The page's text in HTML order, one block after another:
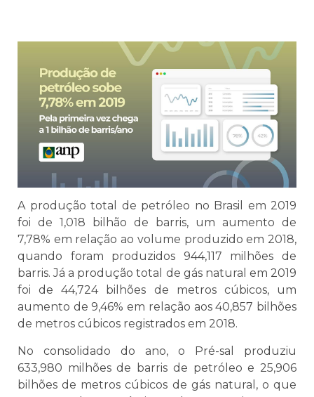
A produção total de petróleo no Brasil em 2019
foi de 1,018 bilhão de barris, um aumento de
7,78% em relação ao volume produzido em 2018,
quando foram produzidos 944,117 milhões de
barris. Já a produção total de gás natural em 2019
foi de 44,724 bilhões de metros cúbicos, um
aumento de 9,46% em relação aos 40,857 bilhões
de metros cúbicos registrados em 2018.
No consolidado do ano, o Pré-sal produziu
633,980 milhões de barris de petróleo e 25,906
bilhões de metros cúbicos de gás natural, o que